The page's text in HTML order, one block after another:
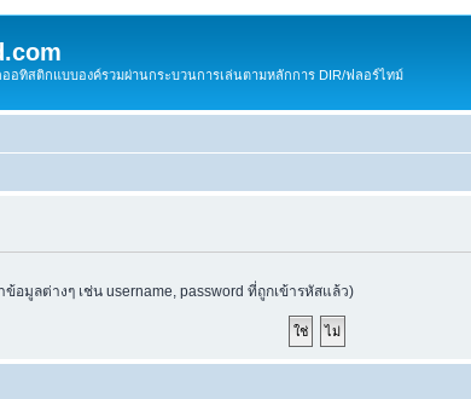
ออทิสติกแบบองค์รวมผ่านกระบวนการเล่นตามหลักการ DIR/ฟลอร์ไทม์
มูลต่างๆ เช่น username, password ที่ถูกเข้ารหัสแล้ว)